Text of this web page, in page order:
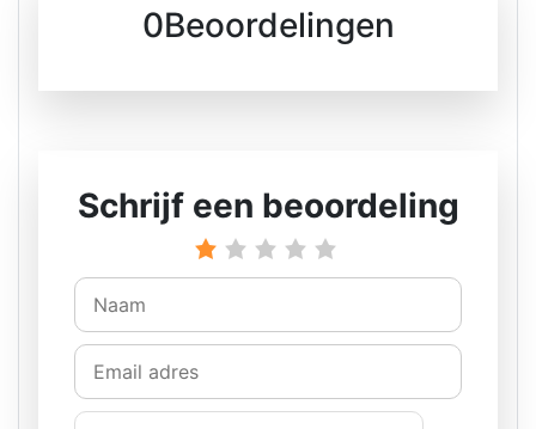
0Beoordelingen
Schrijf een beoordeling